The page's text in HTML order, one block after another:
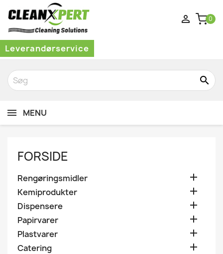
0

Leverandørservice
search
MENU
FORSIDE
Rengøringsmidler 
Kemiprodukter 
Dispensere 
Papirvarer 
Plastvarer 
Catering 